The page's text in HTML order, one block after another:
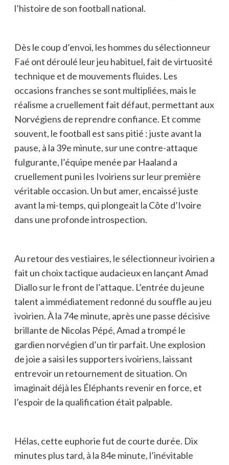
l’histoire de son football national.
Dès le coup d’envoi, les hommes du sélectionneur
Faé ont déroulé leur jeu habituel, fait de virtuosité
technique et de mouvements fluides. Les
occasions franches se sont multipliées, mais le
réalisme a cruellement fait défaut, permettant aux
Norvégiens de reprendre confiance. Et comme
souvent, le football est sans pitié : juste avant la
pause, à la 39e minute, sur une contre-attaque
fulgurante, l’équipe menée par Haaland a
cruellement puni les Ivoiriens sur leur première
véritable occasion. Un but amer, encaissé juste
avant la mi-temps, qui plongeait la Côte d’Ivoire
dans une profonde introspection.
Au retour des vestiaires, le sélectionneur ivoirien a
fait un choix tactique audacieux en lançant Amad
Diallo sur le front de l’attaque. L’entrée du jeune
talent a immédiatement redonné du souffle au jeu
ivoirien. À la 74e minute, après une passe décisive
brillante de Nicolas Pépé, Amad a trompé le
gardien norvégien d’un tir parfait. Une explosion
de joie a saisi les supporters ivoiriens, laissant
entrevoir un retournement de situation. On
imaginait déjà les Éléphants revenir en force, et
l’espoir de la qualification était palpable.
Hélas, cette euphorie fut de courte durée. Dix
minutes plus tard, à la 84e minute, l’inévitable